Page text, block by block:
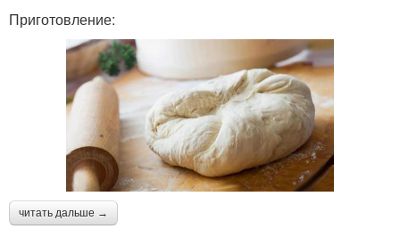
Приготовление:
читать дальше →